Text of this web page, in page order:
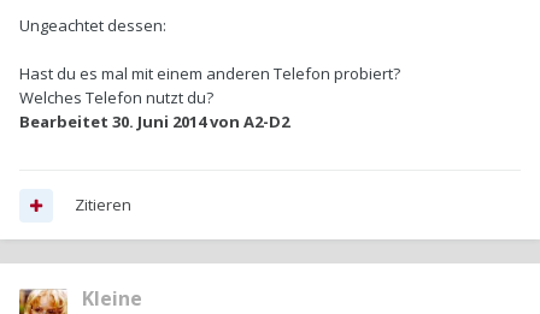
Ungeachtet dessen:
Hast du es mal mit einem anderen Telefon probiert?
Welches Telefon nutzt du?
Bearbeitet 30. Juni 2014von A2-D2
Zitieren
Kleine